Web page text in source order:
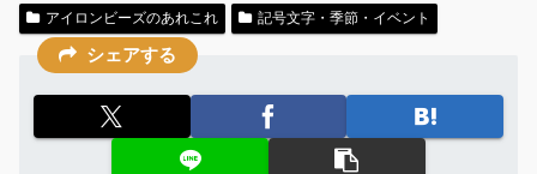
アイロンビーズのあれこれ 記号文字・季節・イベント
シェアする